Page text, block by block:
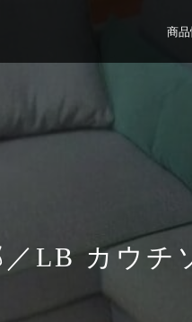
商
LB カウチ